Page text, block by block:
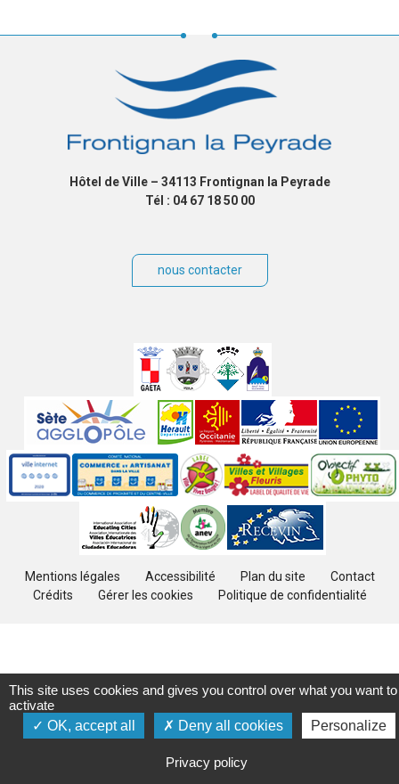
Hôtel de Ville – 34113 Frontignan la Peyrade
Tél : 04 67 18 50 00
nous contacter
partenaires
Labels
Mentions légales Accessibilité Plan du site
Contact
Crédits
Gérer les cookies Politique de confidentialité
This site uses cookies and gives you control over what you want to
activate
OK, accept all
Deny all cookies Personalize
Privacy policy